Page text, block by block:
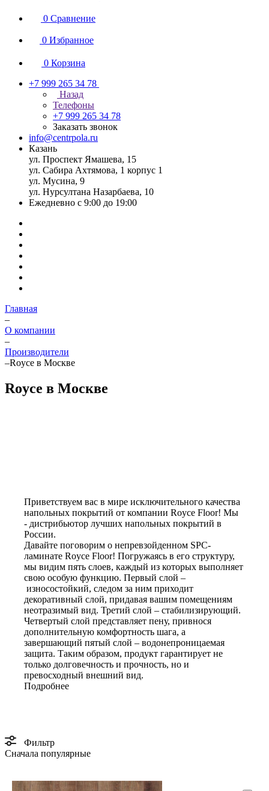
0 Сравнение
0 Избранное
0 Корзина
+7 999 265 34 78
Назад
Телефоны
+7 999 265 34 78
Заказать звонок
info@centrpola.ru
Казань
ул. Проспект Ямашева, 15
ул. Сабира Ахтямова, 1 корпус 1
ул. Мусина, 9
ул. Нурсултана Назарбаева, 10
Ежедневно с 9:00 до 19:00
Главная
–
О компании
–
Производители
–Royce в Москве
Royce в Москве
Приветствуем вас в мире исключительного качества
напольных покрытий от компании Royce Floor! Мы
- дистрибьютор лучших напольных покрытий в
России.
Давайте поговорим о непревзойденном SPC-
ламинате Royce Floor! Погружаясь в его структуру,
мы видим пять слоев, каждый из которых выполняет
свою особую функцию. Первый слой –
износостойкий, следом за ним приходит
декоративный слой, придавая вашим помещениям
неотразимый вид. Третий слой – стабилизирующий.
Четвертый слой представляет пену, привнося
дополнительную комфортность шага, а
завершающий пятый слой – водонепроницаемая
защита. Таким образом, продукт гарантирует не
только долговечность и прочность, но и
превосходный внешний вид.
Подробнее
Фильтр
Сначала популярные